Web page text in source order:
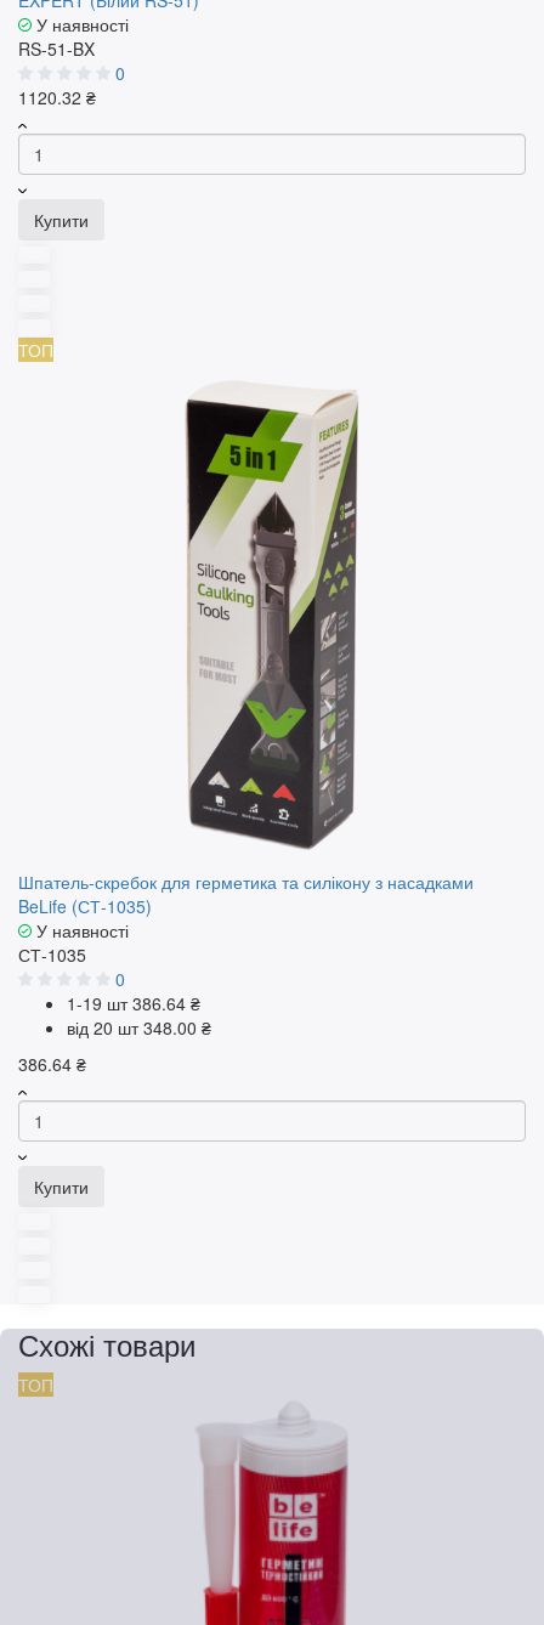
У наявності
RS-51-BX
0
1120.32 ₴
Купити
ТОП
Шпатель‑скребок для герметика та силікону з насадками
BeLife (СТ-1035)
У наявності
СТ-1035
0
1-19 шт386.64 ₴
від 20 шт348.00 ₴
386.64 ₴
Купити
Схожі товари
ТОП